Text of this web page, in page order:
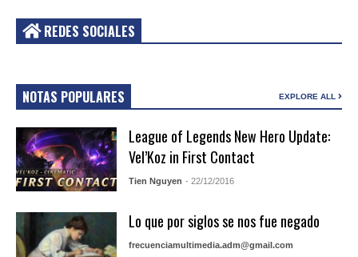
REDES SOCIALES
NOTAS POPULARES EXPLORE ALL
League of Legends New Hero Update:
Vel’Koz in First Contact
Tien Nguyen - 22/12/2016
Lo que por siglos se nos fue negado
frecuenciamultimedia.adm@gmail.com